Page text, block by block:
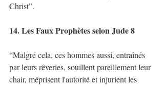
Christ”.
14. Les Faux Prophètes selon Jude 8
“Malgré cela, ces hommes aussi, entraînés
par leurs rêveries, souillent pareillement leur
chair, méprisent l'autorité et injurient les